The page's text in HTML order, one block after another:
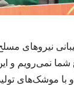
نیروهای
شما نمی‌رویم و
موشک‌های